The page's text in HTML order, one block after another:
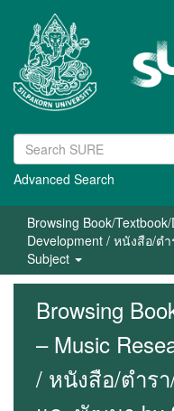
Advanced Search
Browsing Book/
Development / หนังสือ/ต
Subject
Browsing
– Music
/ หนังสือ/ตำร